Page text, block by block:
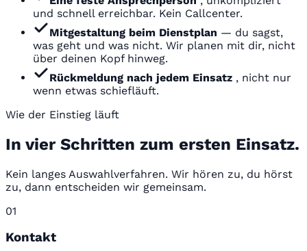
und schnell erreichbar. Kein Callcenter.
Mitgestaltung beim Dienstplan — du sagst,
was geht und was nicht. Wir planen mit dir, nicht
über deinen Kopf hinweg.
Rückmeldung nach jedem Einsatz , nicht nur
wenn etwas schiefläuft.
Wie der Einstieg läuft
In vier Schritten zum ersten Einsatz.
Kein langes Auswahlverfahren. Wir hören zu, du hörst
zu, dann entscheiden wir gemeinsam.
01
Kontakt